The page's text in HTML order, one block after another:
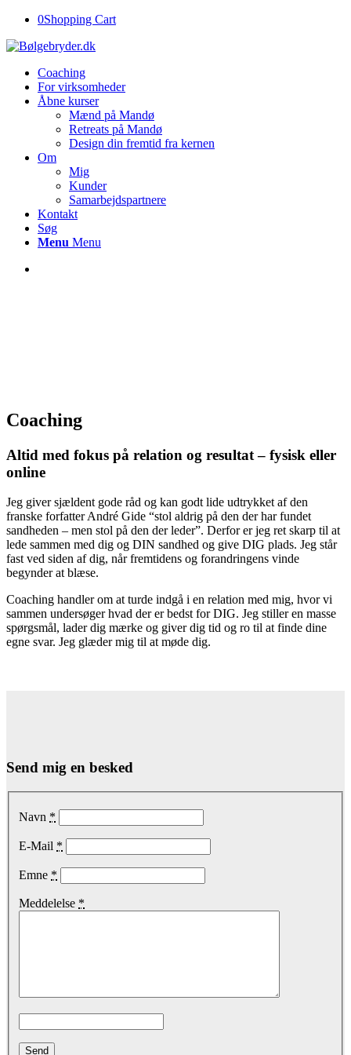
0Shopping Cart
Coaching
For virksomheder
Åbne kurser
Mænd på Mandø
Retreats på Mandø
Design din fremtid fra kernen
Om
Mig
Kunder
Samarbejdspartnere
Kontakt
Søg
Menu Menu
Coaching
Altid med fokus på relation og resultat – fysisk eller
online
Jeg giver sjældent gode råd og kan godt lide udtrykket af den
franske forfatter André Gide “stol aldrig på den der har fundet
sandheden – men stol på den der leder”. Derfor er jeg ret skarp til at
lede sammen med dig og DIN sandhed og give DIG plads. Jeg står
fast ved siden af dig, når fremtidens og forandringens vinde
begynder at blæse.
Coaching handler om at turde indgå i en relation med mig, hvor vi
sammen undersøger hvad der er bedst for DIG. Jeg stiller en masse
spørgsmål, lader dig mærke og giver dig tid og ro til at finde dine
egne svar. Jeg glæder mig til at møde dig.
Send mig en besked
Navn *
E-Mail *
Emne *
Meddelelse *